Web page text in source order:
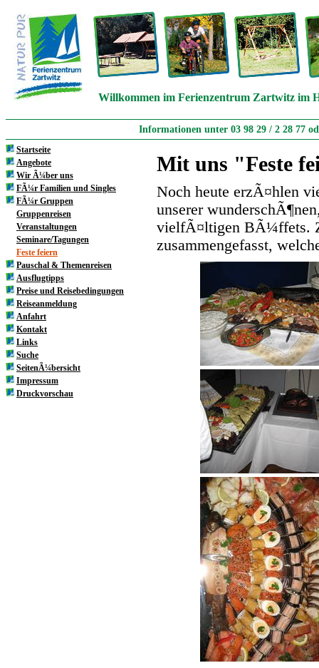
Willkommen im Ferienzentrum Zartwitz im
Informationen unter 03 98 29 / 2 28 77
Startseite
Angebote
Wir Ã¼ber uns
FÃ¼r Familien und Singles
FÃ¼r Gruppen
Gruppenreisen
Veranstaltungen
Seminare/Tagungen
Feste feiern
Pauschal & Themenreisen
Ausflugtipps
Preise und Reisebedingungen
Reiseanmeldung
Anfahrt
Kontakt
Links
Suche
SeitenÃ¼bersicht
Impressum
Druckvorschau
Mit uns "Feste
Noch heute erzÃ¤hlen
unserer
vielfÃ¤ltigen BÃ¼ffets.
zusammengefasst,